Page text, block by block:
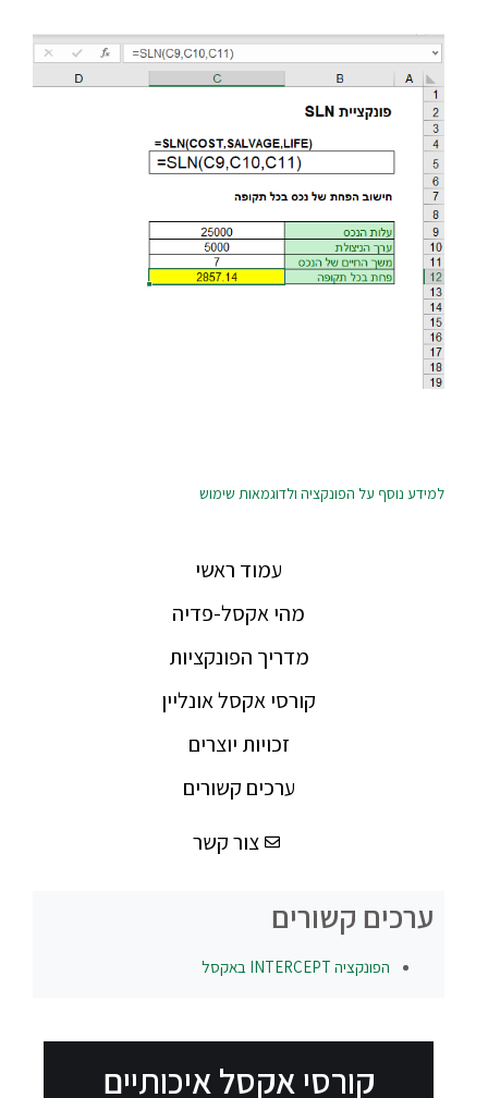
למידע נוסף על הפונקציה ולדוגמאות שימוש
עמוד ראשי
מהי אקסל-פדיה
מדריך הפונקציות
קורסי אקסל אונליין
זכויות יוצרים
ערכים קשורים
צור קשר
ערכים קשורים
הפונקציה INTERCEPT באקסל
קורסי אקסל איכותיים